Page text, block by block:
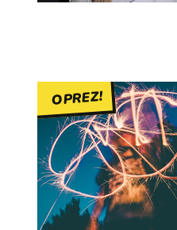
OPREZ!